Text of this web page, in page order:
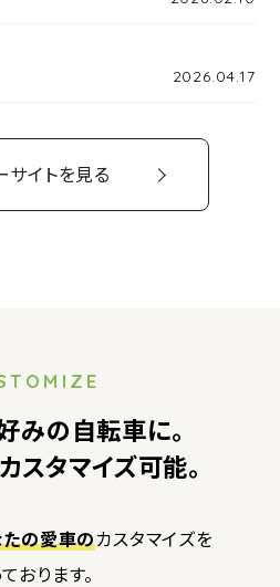
2026.04.17
サイトを見る
みの自転車に。
スタマイズ可能。
の愛車のカスタマイズを
おります。